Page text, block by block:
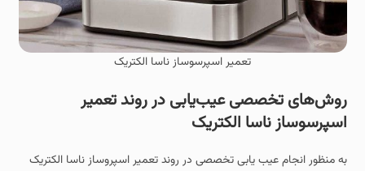
تعمیر اسپرسوساز ناسا الکتریک
روش‌های تخصصی عیب‌یابی در روند تعمیر
اسپرسوساز ناسا الکتریک
به منظور انجام عیب یابی تخصصی در روند تعمیر اسپروساز ناسا الکتریک